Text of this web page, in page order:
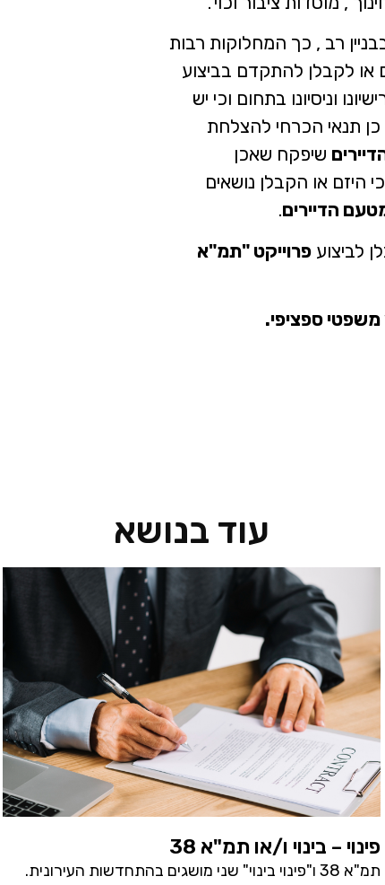
רב , כך המחלוקות רבות
או לקבלן להתקדם בביצוע
וניסיונו בתחום וכי יש
כן תנאי הכרחי להצלחת
שיפקח שאכן
או הקבלן נושאים
הדיירים.
לביצוע פרוייקט "תמ"א
משפטי ספציפי.
עוד בנושא
פינוי – בינוי ו/או תמ"א 38
תמ"א 38 ו"פינוי בינוי" שני מושגים בהתחדשות העירונית.